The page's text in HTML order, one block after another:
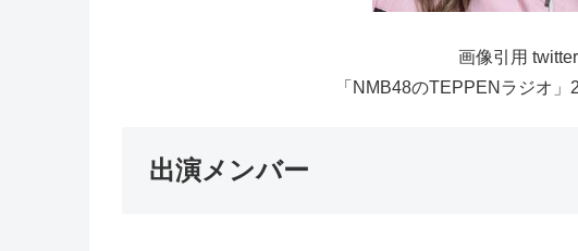
画像引用
「NMB48のTEPPENラジオ
出演メンバー